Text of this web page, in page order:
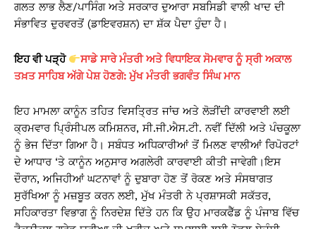
ਗਲਤ ਲਾਭ ਲੈਣ/ਪਾਸਿੰਗ ਅਤੇ ਸਰਕਾਰ ਦੁਆਰਾ ਸਬਸਿਡੀ ਵਾਲੀ ਖਾਦ ਦੀ
ਸੰਭਾਵਿਤ ਦੁਰਵਰਤੋਂ (ਡਾਇਵਰਸ਼ਨ) ਦਾ ਸ਼ੱਕ ਪੈਦਾ ਹੁੰਦਾ ਹੈ।
ਇਹ ਵੀ ਪੜ੍ਹੋ
ਸਾਡੇ ਸਾਰੇ ਮੰਤਰੀ ਅਤੇ ਵਿਧਾਇਕ ਸੋਮਵਾਰ ਨੂੰ ਸ੍ਰੀ ਅਕਾਲ
ਤਖ਼ਤ ਸਾਹਿਬ ਅੱਗੇ ਪੇਸ਼ ਹੋਣਗੇ: ਮੁੱਖ ਮੰਤਰੀ ਭਗਵੰਤ ਸਿੰਘ ਮਾਨ
ਇਹ ਮਾਮਲਾ ਕਾਨੂੰਨ ਤਹਿਤ ਵਿਸਤ੍ਰਿਤ ਜਾਂਚ ਅਤੇ ਲੋੜੀਂਦੀ ਕਾਰਵਾਈ ਲਈ
ਕ੍ਰਮਵਾਰ ਪ੍ਰਿੰਸੀਪਲ ਕਮਿਸ਼ਨਰ, ਸੀ.ਜੀ.ਐਸ.ਟੀ. ਨਵੀਂ ਦਿੱਲੀ ਅਤੇ ਪੰਚਕੂਲਾ
ਨੂੰ ਭੇਜ ਦਿੱਤਾ ਗਿਆ ਹੈ। ਸਬੰਧਤ ਅਧਿਕਾਰੀਆਂ ਤੋਂ ਮਿਲਣ ਵਾਲੀਆਂ ਰਿਪੋਰਟਾਂ
ਦੇ ਆਧਾਰ ‘ਤੇ ਕਾਨੂੰਨ ਅਨੁਸਾਰ ਅਗਲੇਰੀ ਕਾਰਵਾਈ ਕੀਤੀ ਜਾਵੇਗੀ।ਇਸ
ਦੌਰਾਨ, ਅਜਿਹੀਆਂ ਘਟਨਾਵਾਂ ਨੂੰ ਦੁਬਾਰਾ ਹੋਣ ਤੋਂ ਰੋਕਣ ਅਤੇ ਸੰਸਥਾਗਤ
ਸੁਰੱਖਿਆ ਨੂੰ ਮਜ਼ਬੂਤ ਕਰਨ ਲਈ, ਮੁੱਖ ਮੰਤਰੀ ਨੇ ਪ੍ਰਸ਼ਾਸਕੀ ਸਕੱਤਰ,
ਸਹਿਕਾਰਤਾ ਵਿਭਾਗ ਨੂੰ ਨਿਰਦੇਸ਼ ਦਿੱਤੇ ਹਨ ਕਿ ਉਹ ਮਾਰਕਫੈੱਡ ਨੂੰ ਪੰਜਾਬ ਵਿੱਚ